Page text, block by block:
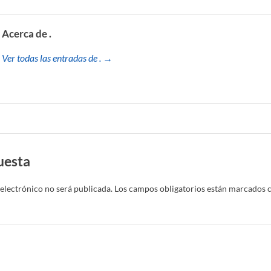
Acerca de .
Ver todas las entradas de . →
no será publicada. Los campos obligatorios están marcados